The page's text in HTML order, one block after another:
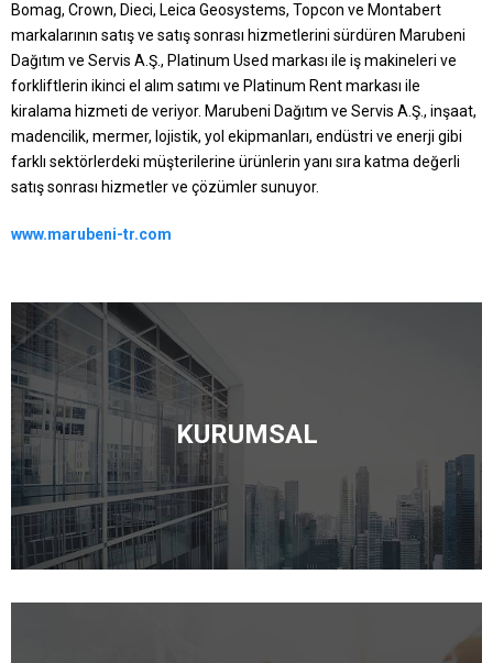
Bomag, Crown, Dieci, Leica Geosystems, Topcon ve Montabert
markalarının satış ve satış sonrası hizmetlerini sürdüren Marubeni
Dağıtım ve Servis A.Ş., Platinum Used markası ile iş makineleri ve
forkliftlerin ikinci el alım satımı ve Platinum Rent markası ile
kiralama hizmeti de veriyor. Marubeni Dağıtım ve Servis A.Ş., inşaat,
madencilik, mermer, lojistik, yol ekipmanları, endüstri ve enerji gibi
farklı sektörlerdeki müşterilerine ürünlerin yanı sıra katma değerli
satış sonrası hizmetler ve çözümler sunuyor.
www.marubeni-tr.com
KURUMSAL